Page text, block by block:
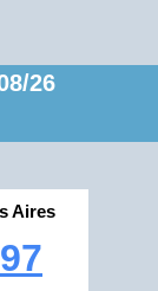
26
Aires